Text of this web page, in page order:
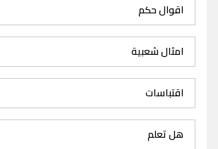
اقوال حكم
امثال شعبية
اقتباسات
هل تعلم